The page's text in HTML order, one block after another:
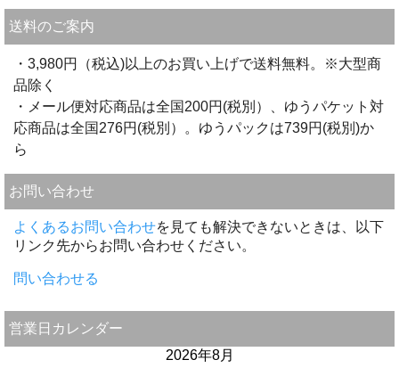
送料のご案内
・3,980円（税込)以上のお買い上げで送料無料。※大型商
品除く
・メール便対応商品は全国200円(税別）、ゆうパケット対
応商品は全国276円(税別）。ゆうパックは739円(税別)か
ら
お問い合わせ
よくあるお問い合わせを見ても解決できないときは、以下
リンク先からお問い合わせください。
問い合わせる
営業日カレンダー
2026年8月